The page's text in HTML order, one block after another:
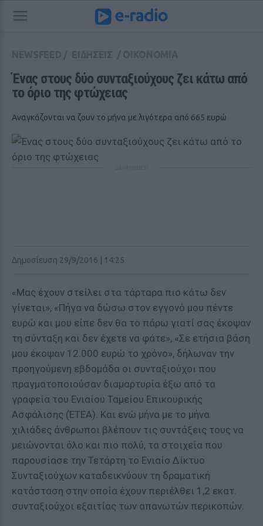
Ένας στους δύο συνταξιούχους ζει κάτω από
το όριο της φτώχειας
Αναγκάζονται να ζουν το μήνα με λιγότερα από 665 ευρώ
Δημοσίευση 29/9/2016 | 14:25
«Μας έχουν στείλει στα τάρταρα πιο κάτω δεν
γίνεται», «Πήγα να δώσω στον εγγονό μου πέντε
ευρώ και μου είπε δεν θα το πάρω γιατί σας έκοψαν
τη σύνταξη και δεν έχετε να φάτε», «Σε ετήσια βάση
μου έκοψαν 12.000 ευρώ το χρόνο», δήλωναν την
προηγούμενη εβδομάδα οι συνταξιούχοι που
πραγματοποιούσαν διαμαρτυρία έξω από τα
γραφεία του Ενιαίου Ταμείου Επικουρικής
Ασφάλισης (ΕΤΕΑ). Και ενώ μήνα με το μήνα
χιλιάδες άνθρωποι βλέπουν τις συντάξεις τους να
μειώνονται όλο και πιο πολύ, τα στοιχεία που
παρουσίασε την Τετάρτη το Ενιαίο Δίκτυο
Συνταξιούχων καταδεικνύουν τη δραματική
κατάσταση στην οποία έχουν περιέλθει 1,2 εκατ.
συνταξιούχοι εξαιτίας των απανωτών περικοπών.